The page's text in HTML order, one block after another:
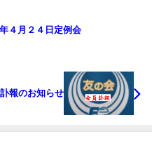
４月２４日定例会
報のお知らせ